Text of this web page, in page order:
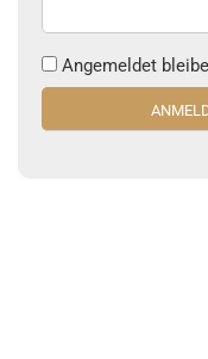
Angemeldet